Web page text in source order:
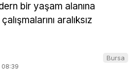
bir yaşam alanına
aralıksız
08:39
Bursa